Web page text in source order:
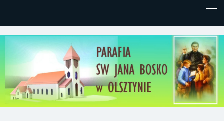
Parafia św, Jana Bosko w
Olsztynie
Gutkowo, ul. Żółkiewskiego 1